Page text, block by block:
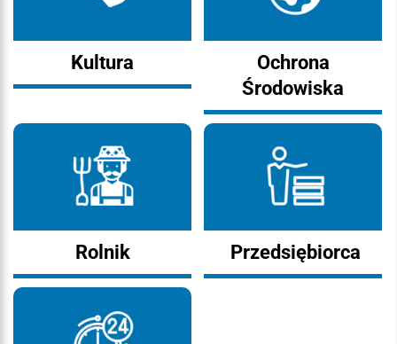
Kultura
Ochrona
Środowiska
Rolnik Przedsiębiorca